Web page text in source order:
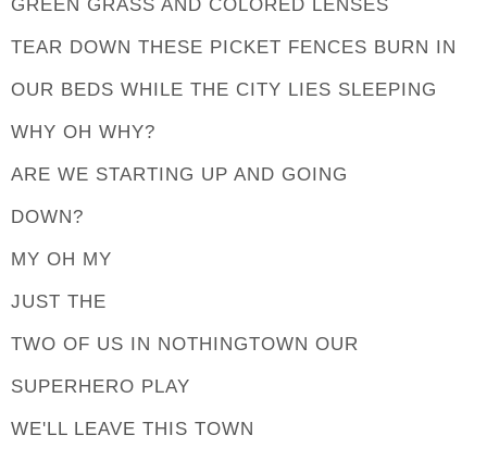
GREEN GRASS AND COLORED LENSES
TEAR DOWN THESE PICKET FENCES BURN IN
OUR BEDS WHILE THE CITY LIES SLEEPING
WHY OH WHY?
ARE WE STARTING UP AND GOING
DOWN?
MY OH MY
JUST THE
TWO OF US IN NOTHINGTOWN OUR
SUPERHERO PLAY
WE'LL LEAVE THIS TOWN